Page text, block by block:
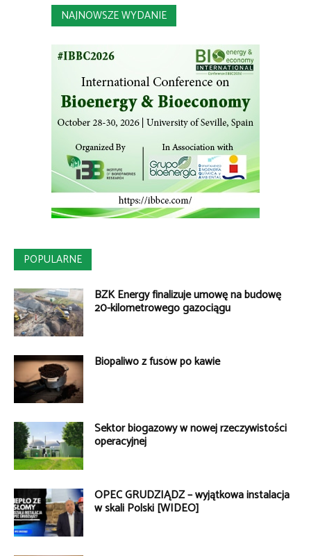
NAJNOWSZE WYDANIE
POPULARNE
BZK Energy finalizuje umowę na budowę
20-kilometrowego gazociągu
Biopaliwo z fusów po kawie
Sektor biogazowy w nowej rzeczywistości
operacyjnej
OPEC GRUDZIĄDZ – wyjątkowa instalacja
w skali Polski [WIDEO]